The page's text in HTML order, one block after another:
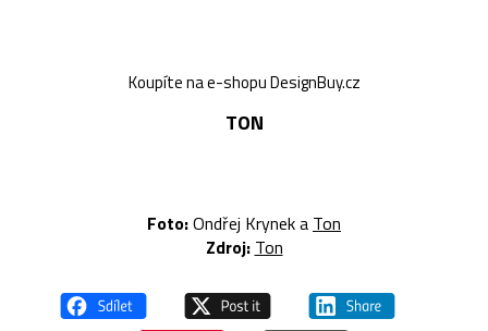
Koupíte na e-shopu DesignBuy.cz
TON
Foto:Ondřej Krynek a Ton
Zdroj: Ton